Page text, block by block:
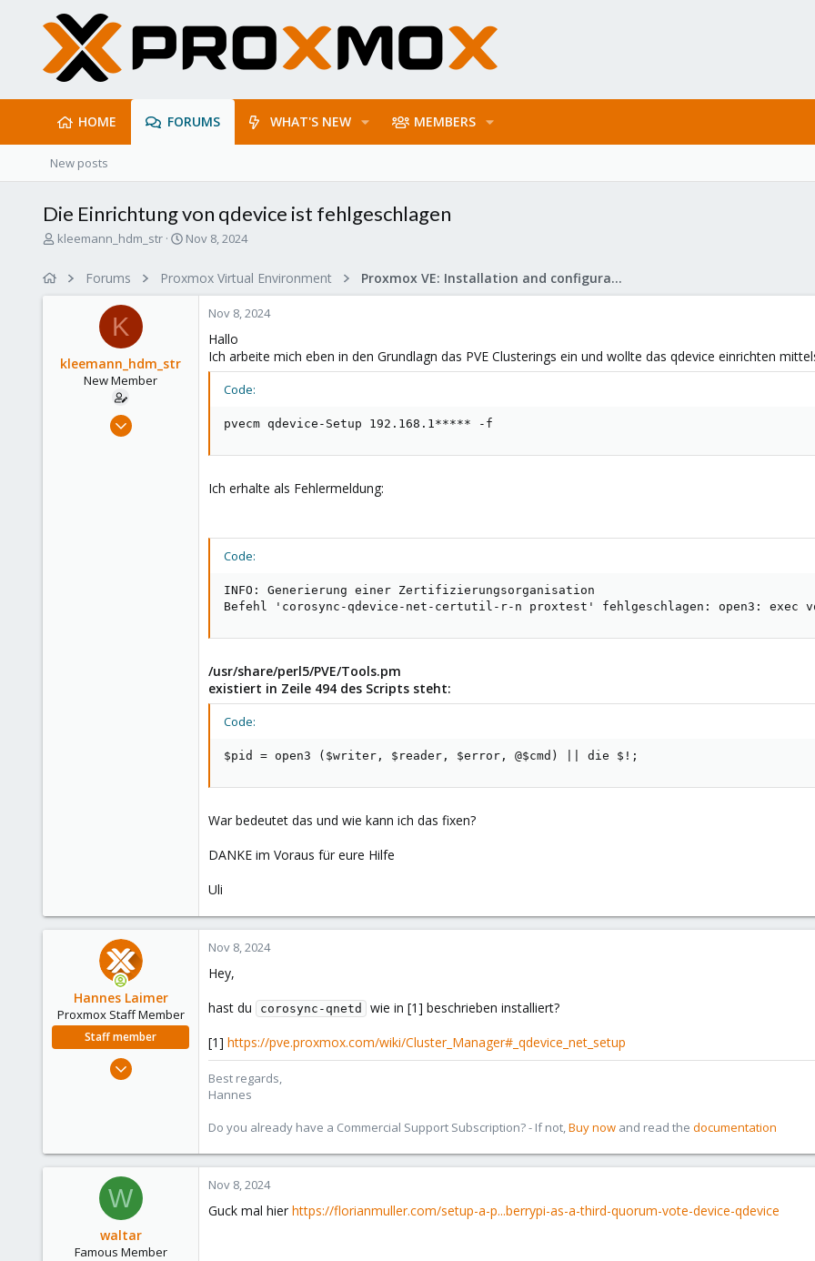
HOME FORUMS WHAT'S NEW MEMBERS
New posts
Die Einrichtung von qdevice ist fehlgeschlagen
T
a
kleemann_hdm_str
S
r
Nov 8, 2024
Forums Proxmox Virtual Environment Proxmox VE: Installation and configuration
K
kleemann_hdm_str
New Member
Nov 7, 2024
Nov 8, 2024
Hallo
Ich arbeite mich eben in den Grundlagn das PVE Clusterings ein und wollte das qdevice einrichten
Code:
pvecm qdevice-Setup 192.168.1***** -f
Ich erhalte als Fehlermeldung:
Code:
INFO: Generierung einer Zertifizierungsorganisation
Befehl 'corosync-qdevice-net-certutil-r-n proxtest' fehlgeschlagen: open3: exec
/usr/share/perl5/PVE/Tools.pm
existiert in Zeile 494 des Scripts steht:
Code:
$pid = open3 ($writer, $reader, $error, @$cmd) || die $!;
War bedeutet das und wie kann ich das fixen?
DANKE im Voraus für eure Hilfe
Uli
Hannes Laimer
Proxmox Staff Member
Staff member
Jul 27, 2020
27
Nov 8, 2024
Hey,
hast du
corosync-qnetd
wie in [1] beschrieben installiert?
[1] https://pve.proxmox.com/wiki/Cluster_Manager#_qdevice_net_setup
Best regards,
Hannes
Do you already have a Commercial Support Subscription? - If not,Buy now and read the documentation
W
waltar
Famous Member
Nov 8, 2024
Guck mal hier https://florianmuller.com/setup-a-p...berrypi-as-a-third-quorum-vote-device-qdevice